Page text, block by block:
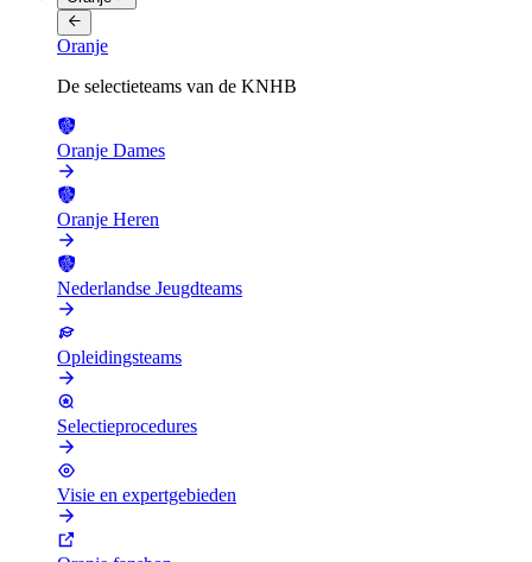
Oranje
De selectieteams van de KNHB
Oranje Dames
Oranje Heren
Nederlandse Jeugdteams
Opleidingsteams
Selectieprocedures
Visie en expertgebieden